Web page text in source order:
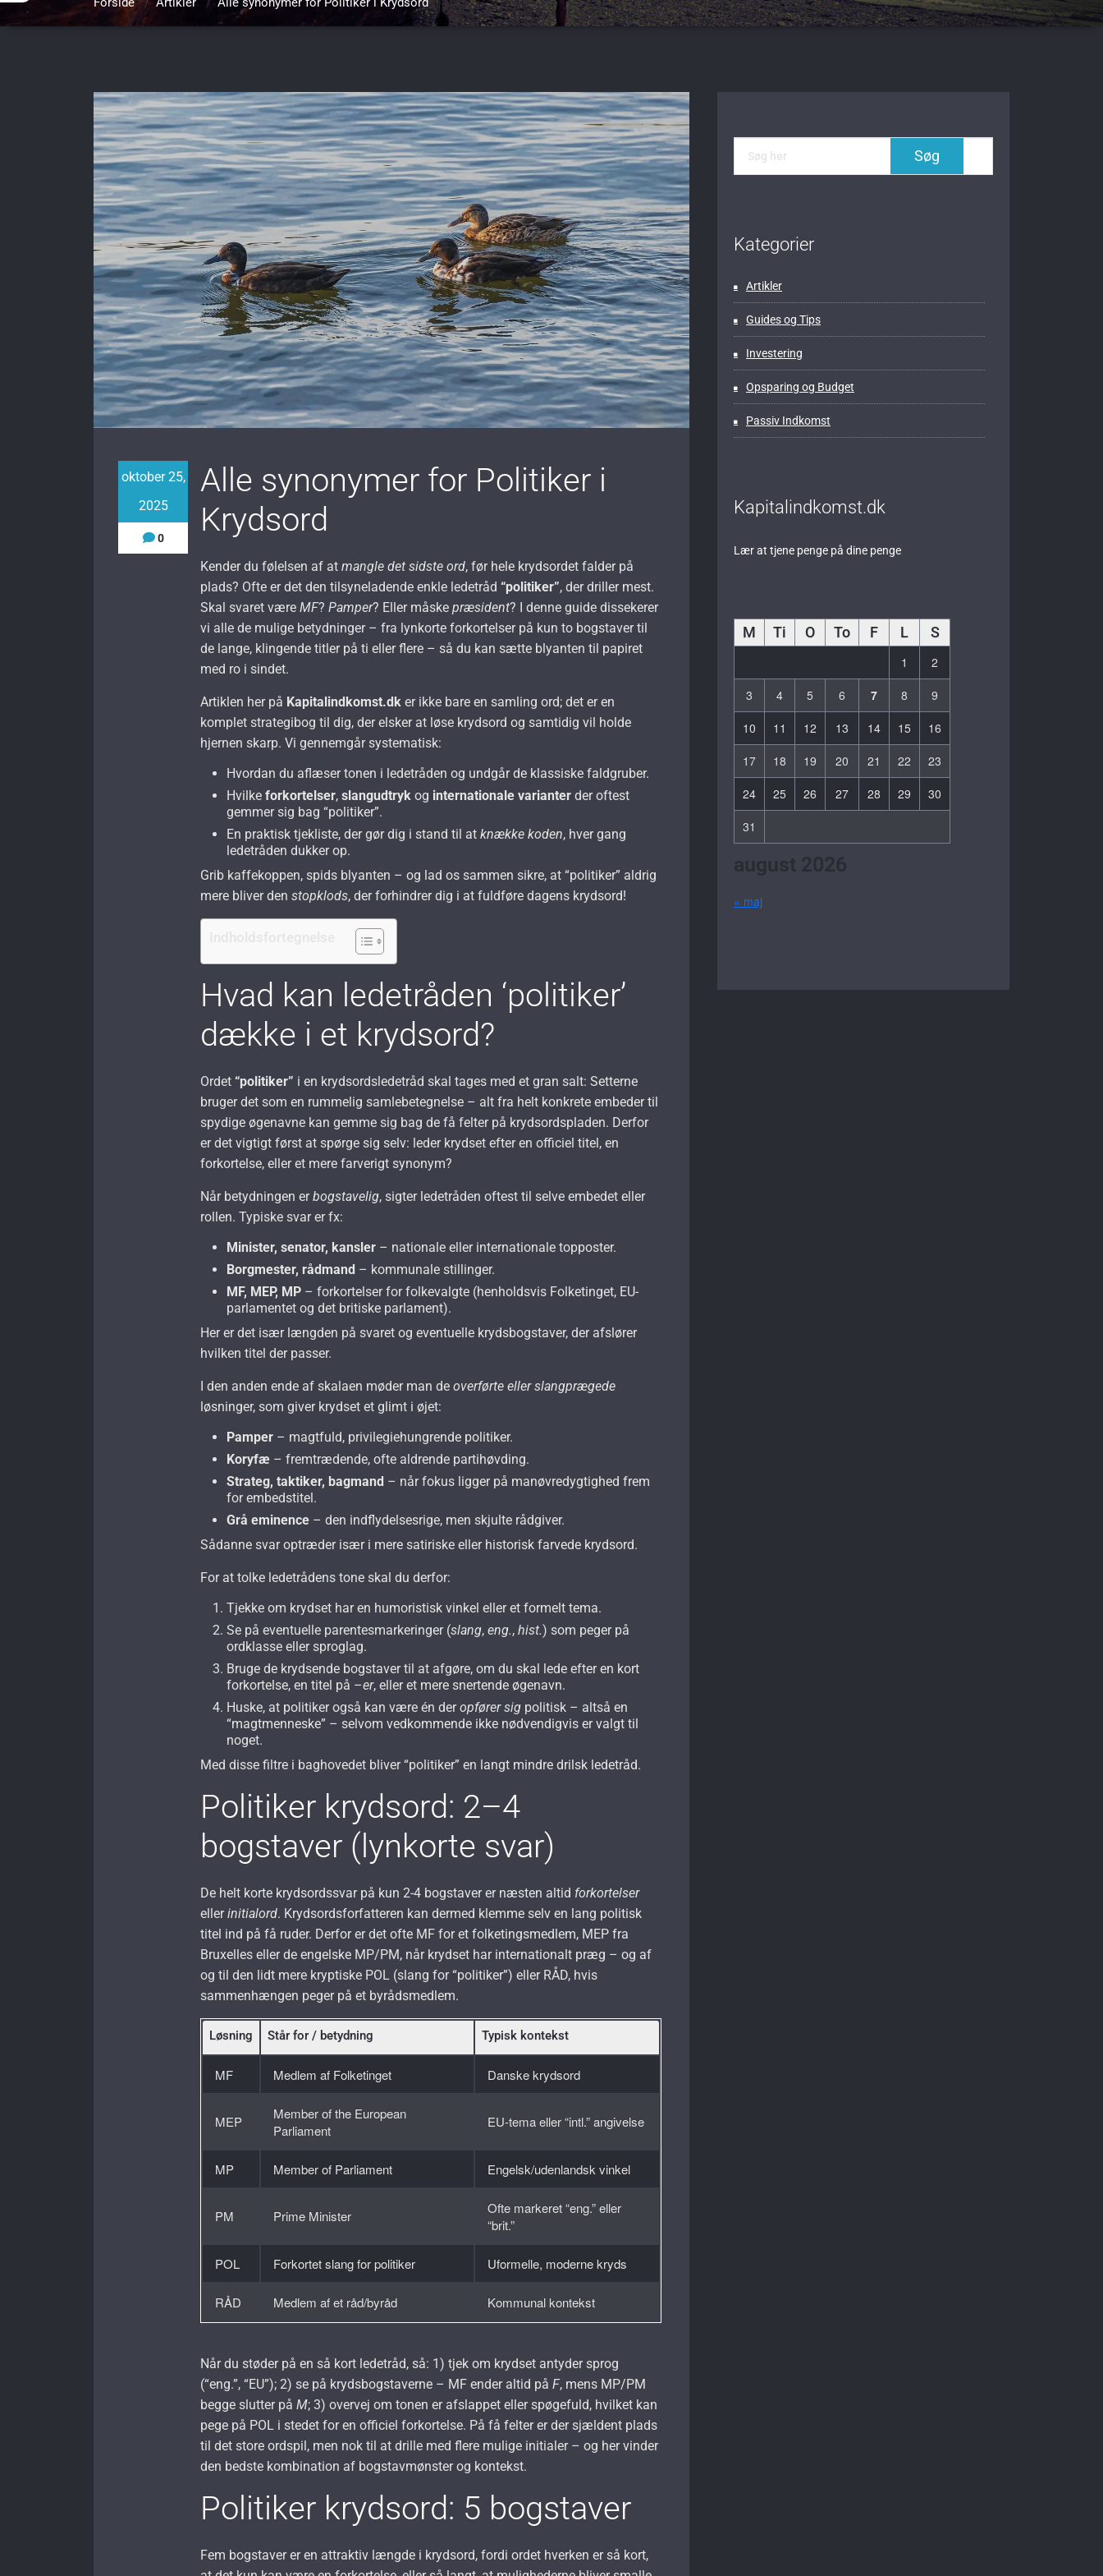
oktober 25,
2025
0
Alle synonymer for Politiker i
Krydsord
Kender du følelsen af atmangle det sidste ord, før hele krydsordet falder på
plads? Ofte er det den tilsyneladende enkle ledetråd “politiker”, der driller mest.
Skal svaret væreMF?Pamper? Eller måskepræsident? I denne guide dissekerer
vi alle de mulige betydninger – fra lynkorte forkortelser på kun to bogstaver til
de lange, klingende titler på ti eller flere – så du kan sætte blyanten til papiret
med ro i sindet.
Artiklen her på Kapitalindkomst.dk er ikke bare en samling ord; det er en
komplet strategibog til dig, der elsker at løse krydsord og samtidig vil holde
hjernen skarp. Vi gennemgår systematisk:
Hvordan du aflæser tonen i ledetråden og undgår de klassiske faldgruber.
Hvilkeforkortelser,slangudtryk og internationale varianter der oftest
gemmer sig bag “politiker”.
En praktisk tjekliste, der gør dig i stand til atknække koden, hver gang
ledetråden dukker op.
Grib kaffekoppen, spids blyanten – og lad os sammen sikre, at “politiker” aldrig
mere bliver denstopklods, der forhindrer dig i at fuldføre dagens krydsord!
Hvad kan ledetråden ‘politiker’
dække i et krydsord?
Ordet “politiker” i en krydsordsledetråd skal tages med et gran salt: Setterne
bruger det som en rummelig samlebetegnelse – alt fra helt konkrete embeder til
spydige øgenavne kan gemme sig bag de få felter på krydsordspladen. Derfor
er det vigtigt først at spørge sig selv: leder krydset efter en officiel titel, en
forkortelse, eller et mere farverigt synonym?
Når betydningen erbogstavelig, sigter ledetråden oftest til selve embedet eller
rollen. Typiske svar er fx:
Minister, senator, kansler – nationale eller internationale topposter.
Borgmester, rådmand – kommunale stillinger.
MF, MEP, MP – forkortelser for folkevalgte (henholdsvis Folketinget, EU-
parlamentet og det britiske parlament).
Her er det især længden på svaret og eventuelle krydsbogstaver, der afslører
hvilken titel der passer.
I den anden ende af skalaen møder man deoverførte eller slangprægede
løsninger, som giver krydset et glimt i øjet:
Pamper – magtfuld, privilegie­hungrende politiker.
Koryfæ – fremtrædende, ofte aldrende partihøvding.
Strateg, taktiker, bagmand – når fokus ligger på manøvredygtighed frem
for embedstitel.
Grå eminence – den indflydelsesrige, men skjulte rådgiver.
Sådanne svar optræder især i mere satiriske eller historisk farvede krydsord.
For at tolke ledetrådens tone skal du derfor:
Tjekke om krydset har en humoristisk vinkel eller et formelt tema.
Se på eventuelle parentesmarkeringer (slang,eng.,hist.) som peger på
ordklasse eller sproglag.
Bruge de krydsende bogstaver til at afgøre, om du skal lede efter en kort
forkortelse, en titel på –er, eller et mere snertende øgenavn.
Huske, at politiker også kan være én deropfører sig politisk – altså en
“magtmenneske” – selvom vedkommende ikke nødvendigvis er valgt til
noget.
Med disse filtre i baghovedet bliver “politiker” en langt mindre drilsk ledetråd.
Politiker krydsord: 2–4
bogstaver (lynkorte svar)
De helt korte krydsordssvar på kun 2-4 bogstaver er næsten altid forkortelser
ellerinitialord. Kryds­ords­forfatteren kan dermed klemme selv en lang politisk
titel ind på få ruder. Derfor er det ofte MF for et folketingsmedlem, MEP fra
Bruxelles eller de engelske MP/PM, når krydset har internationalt præg – og af
og til den lidt mere kryptiske POL (slang for “politiker”) eller RÅD, hvis
sammenhængen peger på et byrådsmedlem.
Løsning Står for / betydning Typisk kontekst
MF Medlem af Folketinget Danske krydsord
MEP
Member of the European
Parliament
EU-tema eller “intl.” angivelse
MP Member of Parliament Engelsk/udenlandsk vinkel
PM Prime Minister
Ofte markeret “eng.” eller
“brit.”
POL Forkortet slang for politiker Uformelle, moderne kryds
RÅD Medlem af et råd/byråd Kommunal kontekst
Når du støder på en så kort ledetråd, så: 1) tjek om krydset antyder sprog
(“eng.”, “EU”); 2) se på krydsbogstaverne – MF ender altid påF, mens MP/PM
begge slutter påM; 3) overvej om tonen er afslappet eller spøgefuld, hvilket kan
pege på POL i stedet for en officiel forkortelse. På få felter er der sjældent plads
til det store ordspil, men nok til at drille med flere mulige initialer – og her vinder
den bedste kombination af bogstavmønster og kontekst.
Politiker krydsord: 5 bogstaver
Fem bogstaver er en attraktiv længde i krydsord, fordi ordet hverken er så kort,
Kategorier
Artikler
Guides og Tips
Investering
Opsparing og Budget
Passiv Indkomst
Kapitalindkomst.dk
Lær at tjene penge på dine penge
august 2026
M Ti O To F L S
1
2
3
4 5 6 7 8
9
10
11 12 13 14 15
16
17
18 19 20 21 22
23
24
25 26 27 28 29
30
31
« maj